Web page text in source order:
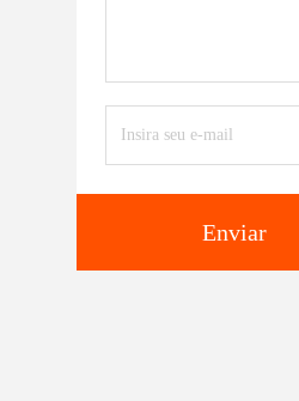
Enviar